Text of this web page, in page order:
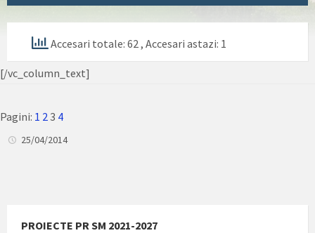
Accesari totale: 62 , Accesari astazi: 1
[/vc_column_text]
Pagini: 1 2 3 4
25/04/2014
PROIECTE PR SM 2021-2027